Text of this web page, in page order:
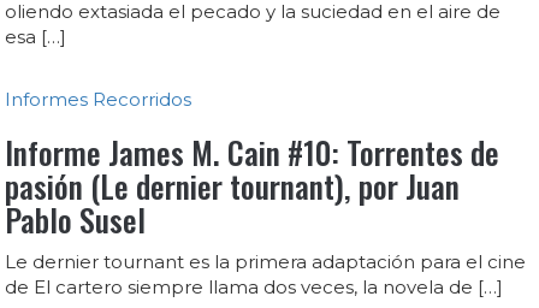
oliendo extasiada el pecado y la suciedad en el aire de
esa […]
Informes Recorridos
Informe James M. Cain #10: Torrentes de
pasión (Le dernier tournant), por Juan
Pablo Susel
Le dernier tournant es la primera adaptación para el cine
de El cartero siempre llama dos veces, la novela de […]